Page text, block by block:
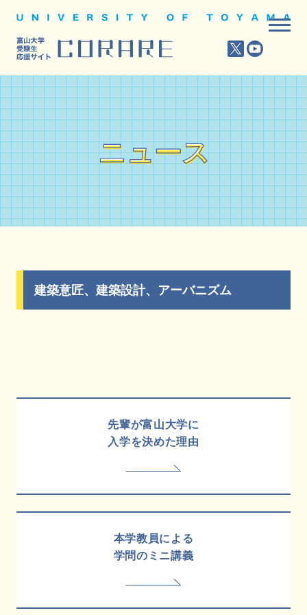
ニュース
ニュース
建築意匠、建築設計、アーバニズム
先輩が富山大学に
入学を決めた理由
本学教員による
学問のミニ講義